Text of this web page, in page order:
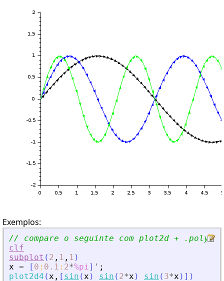
Exemplos:
// compare o seguinte com plot2d +
clf
subplot ( 2 , 1 , 1 )
x = [ 0 : 0.1 : 2*%pi] ' ;
plot2d4 (x , [ sin (x ) sin ( 2*x ) sin ( 3*x ) ] )